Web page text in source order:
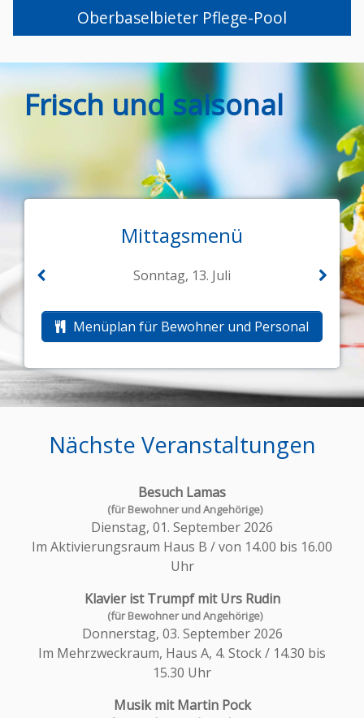
Oberbaselbieter Pflege-Pool
Frisch und saisonal
Mittagsmenü
Sonntag, 13. Juli
Menüplan für Bewohner und Personal
Nächste Veranstaltungen
Besuch Lamas
Dienstag, 01. September 2026
Im Aktivierungsraum Haus B / von 14.00 bis 16.00
Uhr
Klavier ist Trumpf mit Urs Rudin
Donnerstag, 03. September 2026
Im Mehrzweckraum, Haus A, 4. Stock / 14.30 bis
15.30 Uhr
Musik mit Martin Pock